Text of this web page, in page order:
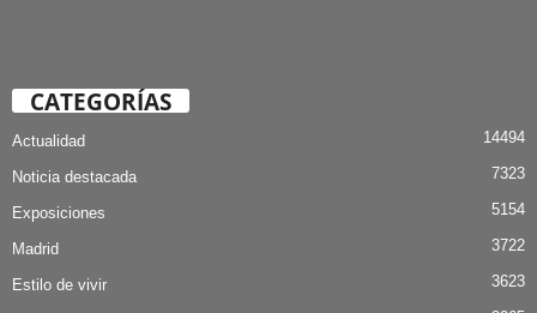
CATEGORÍAS
Actualidad 14494
Noticia destacada 7323
Exposiciones 5154
Madrid 3722
Estilo de vivir 3623